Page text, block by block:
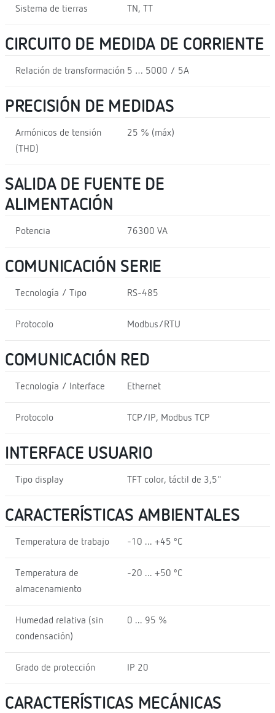
Sistema de tierras TN, TT
CIRCUITO DE MEDIDA DE CORRIENTE
Relación de transformación 5 … 5000 / 5A
PRECISIÓN DE MEDIDAS
Armónicos de tensión
(THD)
25 % (máx)
SALIDA DE FUENTE DE
ALIMENTACIÓN
Potencia 76300 VA
COMUNICACIÓN SERIE
Tecnología / Tipo RS-485
Protocolo Modbus/RTU
COMUNICACIÓN RED
Tecnología / Interface Ethernet
Protocolo TCP/IP, Modbus TCP
INTERFACE USUARIO
Tipo display TFT color, táctil de 3,5"
CARACTERÍSTICAS AMBIENTALES
Temperatura de trabajo -10 ... +45 ºC
Temperatura de
almacenamiento
-20 ... +50 ºC
Humedad relativa (sin
condensación)
0 ... 95 %
Grado de protección IP 20
CARACTERÍSTICAS MECÁNICAS